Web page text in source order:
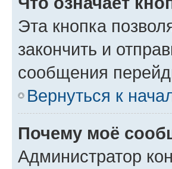
Эта кнопка
закончить и
сообщения
Вернуться к
Почему моё
Администратор